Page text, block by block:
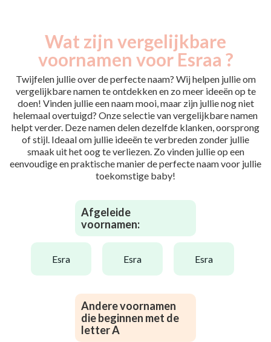
Wat zijn vergelijkbare
voornamen voor Esraa ?
Twijfelen jullie over de perfecte naam? Wij helpen jullie om
vergelijkbare namen te ontdekken en zo meer ideeën op te
doen! Vinden jullie een naam mooi, maar zijn jullie nog niet
helemaal overtuigd? Onze selectie van vergelijkbare namen
helpt verder. Deze namen delen dezelfde klanken, oorsprong
of stijl. Ideaal om jullie ideeën te verbreden zonder jullie
smaak uit het oog te verliezen. Zo vinden jullie op een
eenvoudige en praktische manier de perfecte naam voor jullie
toekomstige baby!
Afgeleide
voornamen:
esra esra esra
Andere voornamen
die beginnen met de
letter A